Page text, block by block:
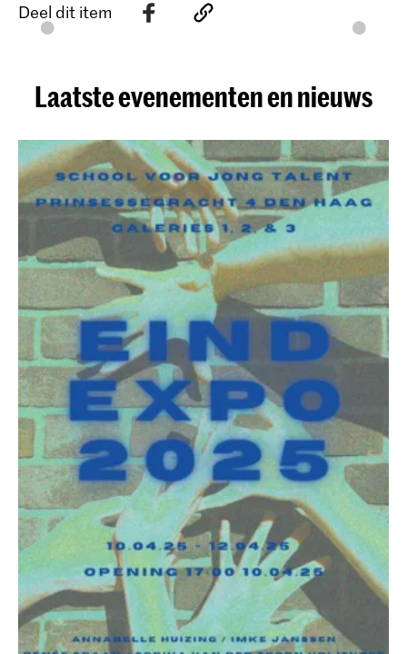
Deel dit item
Laatste evenementen en nieuws